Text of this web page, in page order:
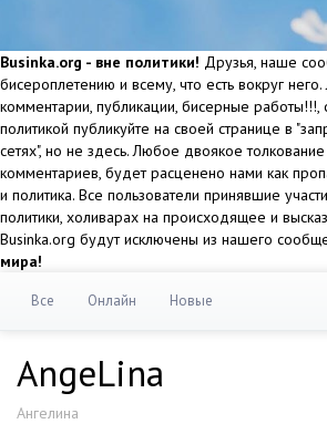
Businka.org - вне политики! Друзья, наше
бисероплетению и всему, что есть вокруг
комментарии, публикации, бисерные работы!!!,
политикой публикуйте на своей странице в
сетях", но не здесь. Любое двоякое
комментариев, будет расценено нами как
и политика. Все пользователи принявшие
политики, холиварах на происходящее и
Businka.org будут исключены из нашего
мира!
Все Онлайн Новые
AngeLina
Ангелина